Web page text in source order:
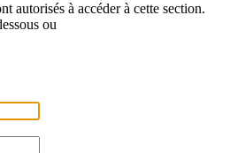
autorisés à accéder à cette section.
ou